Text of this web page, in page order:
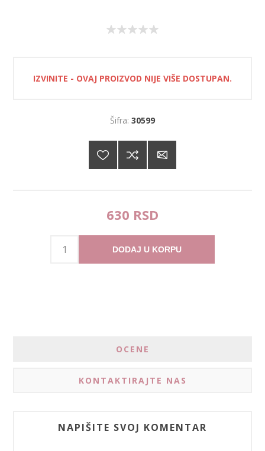
IZVINITE - OVAJ PROIZVOD NIJE VIŠE DOSTUPAN.
Šifra: 30599
630 RSD
DODAJ U KORPU
OCENE
KONTAKTIRAJTE NAS
NAPIŠITE SVOJ KOMENTAR